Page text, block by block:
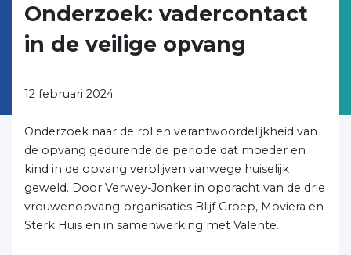
Onderzoek: vadercontact
in de veilige opvang
12 februari 2024
Onderzoek naar de rol en verantwoordelijkheid van
de opvang gedurende de periode dat moeder en
kind in de opvang verblijven vanwege huiselijk
geweld. Door Verwey-Jonker in opdracht van de drie
vrouwenopvang-organisaties Blijf Groep, Moviera en
Sterk Huis en in samenwerking met Valente.